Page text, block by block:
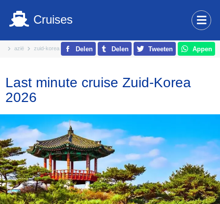
azië zuid-korea
Cruises
Last minute cruise Zuid-Korea
2026
Delen Delen Tweeten Appen